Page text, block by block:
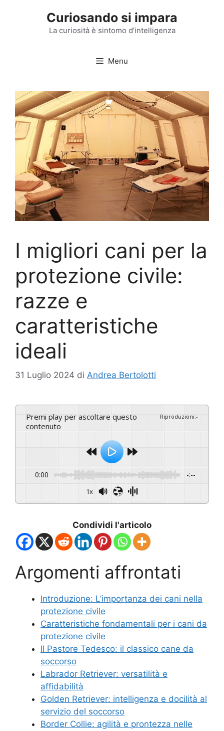
Curiosando si impara
La curiosità è sintomo d'intelligenza
Menu
I migliori cani per la
protezione civile:
razze e
caratteristiche
ideali
31 Luglio 2024 di Andrea Bertolotti
Premi play per ascoltare questo
contenuto
Riproduzioni:-
0:00 -:--
1x
Condividi l'articolo
Argomenti affrontati
Introduzione: L’importanza dei cani nella
protezione civile
Caratteristiche fondamentali per i cani da
protezione civile
Il Pastore Tedesco: il classico cane da
soccorso
Labrador Retriever: versatilità e
affidabilità
Golden Retriever: intelligenza e docilità al
servizio del soccorso
Border Collie: agilità e prontezza nelle